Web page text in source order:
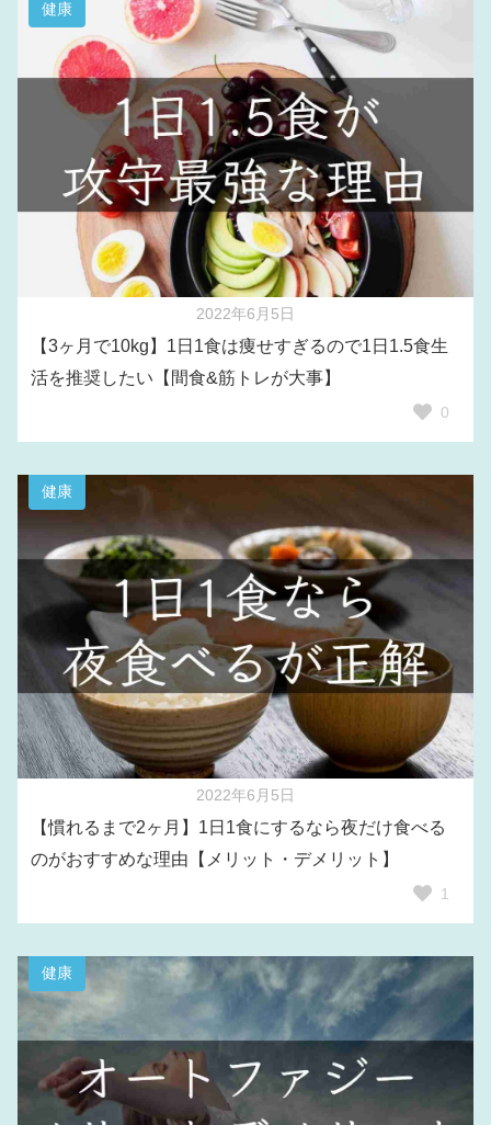
健康
2022年6月5日
【3ヶ月で10kg】1日1食は痩せすぎるので1日1.5食生
活を推奨したい【間食&筋トレが大事】
0
健康
2022年6月5日
【慣れるまで2ヶ月】1日1食にするなら夜だけ食べる
のがおすすめな理由【メリット・デメリット】
1
健康